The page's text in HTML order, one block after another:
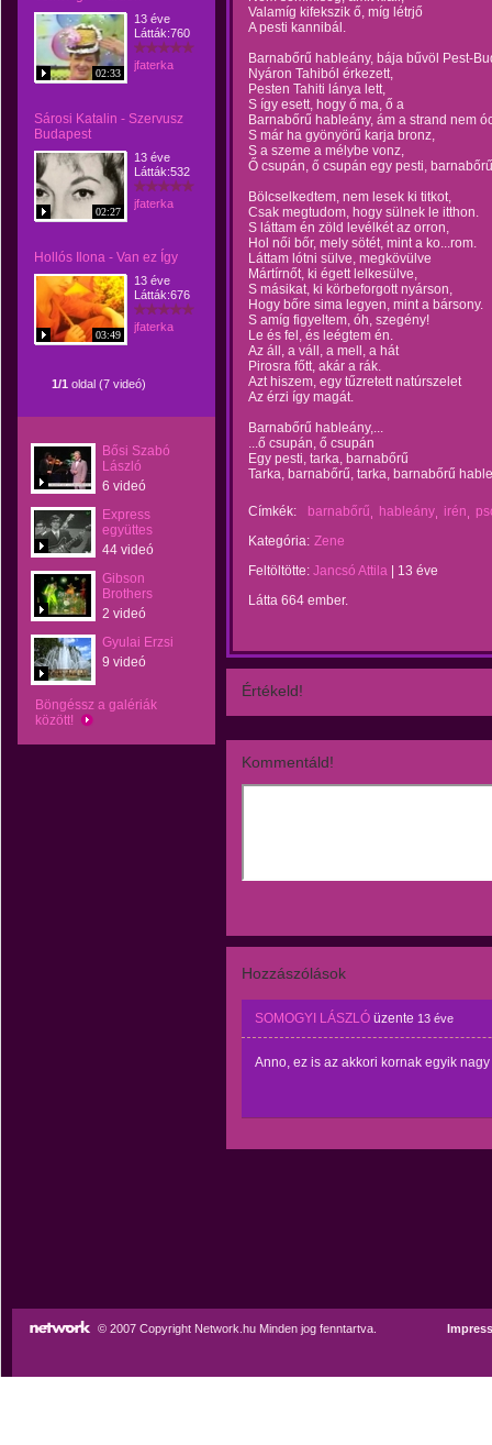
02:33
13 éve
Látták:760
jfaterka
Sárosi Katalin - Szervusz
Budapest
02:27
13 éve
Látták:532
jfaterka
Hollós Ilona - Van ez Így
03:49
13 éve
Látták:676
jfaterka
1/1 oldal (7 videó)
Bősi Szabó
László
6 videó
Express
együttes
44 videó
Gibson
Brothers
2 videó
Gyulai Erzsi
9 videó
Böngéssz a galériák
között!
Valamíg kifekszik ő, míg létrjő
A pesti kannibál.
Barnabőrű hableány, bája bűvöl Pest-
Nyáron Tahiból érkezett,
Pesten Tahiti lánya lett,
S így esett, hogy ő ma, ő a
Barnabőrű hableány, ám a strand nem
S már ha gyönyörű karja bronz,
S a szeme a mélybe vonz,
Ő csupán, ő csupán egy pesti,
Bölcselkedtem, nem lesek ki titkot,
Csak megtudom, hogy sülnek le itthon.
S láttam én zöld levélkét az orron,
Hol női bőr, mely sötét, mint a ko...rom.
Láttam lótni sülve, megkövülve
Mártírnőt, ki égett lelkesülve,
S másikat, ki körbeforgott nyárson,
Hogy bőre sima legyen, mint a bársony.
S amíg figyeltem, óh, szegény!
Le és fel, és leégtem én.
Az áll, a váll, a mell, a hát
Pirosra főtt, akár a rák.
Azt hiszem, egy tűzretett natúrszelet
Az érzi így magát.
Barnabőrű hableány,...
...ő csupán, ő csupán
Egy pesti, tarka, barnabőrű
Tarka, barnabőrű, tarka, barnabőrű
Címkék: barnabőrű hableány irén
Kategória: Zene
Feltöltötte: Jancsó Attila
13 éve
Látta 664 ember.
Értékeld!
Kommentáld!
Hozzászólások
SOMOGYI LÁSZLÓ üzente 13 éve
Anno, ez is az akkori kornak egyik
© 2007 Copyright Network.hu Minden jog fenntartva.